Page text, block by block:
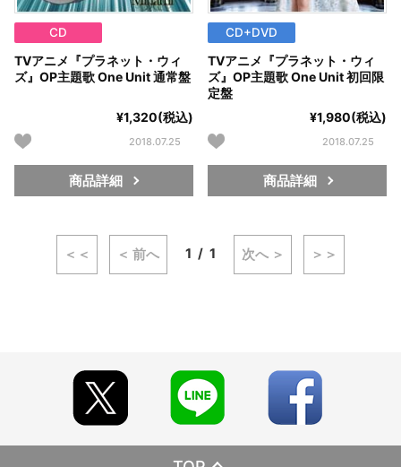
CD
TVアニメ『プラネット・ウィ
ズ』OP主題歌 One Unit 通常盤
¥1,320(税込)
2018.07.25
商品詳細
CD+DVD
TVアニメ『プラネット・ウィ
ズ』OP主題歌 One Unit 初回限
定盤
¥1,980(税込)
2018.07.25
商品詳細
＜＜ ＜ 前へ 1 1 次へ ＞ ＞＞